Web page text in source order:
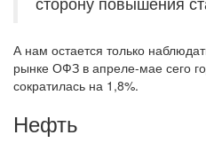
А нам остается только
рынке ОФЗ в апреле-мае сего
сократилась на 1,8%.
Нефть